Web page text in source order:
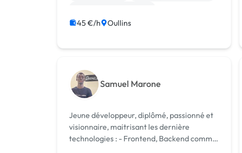
Développement spécifique
45 €/h Oullins
Samuel Marone
Jeune développeur, diplômé, passionné et
visionnaire, maitrisant les dernière
technologies : - Frontend, Backend comme